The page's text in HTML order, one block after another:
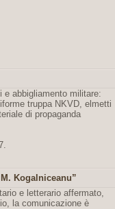
e abbigliamento militare:
truppa NKVD, elmetti
di propaganda
Kogalniceanu”
e letterario affermato,
la comunicazione è